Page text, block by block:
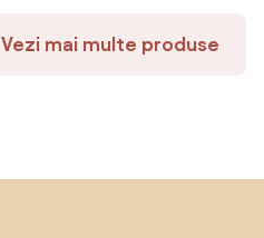
Vezi mai multe produse